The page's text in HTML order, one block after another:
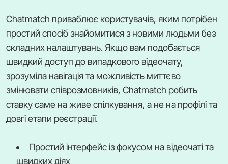
Chatmatch приваблює користувачів, яким потрібен
простий спосіб знайомитися з новими людьми без
складних налаштувань. Якщо вам подобається
швидкий доступ до випадкового відеочату,
зрозуміла навігація та можливість миттєво
змінювати співрозмовників, Chatmatch робить
ставку саме на живе спілкування, а не на профілі та
довгі етапи реєстрації.
Простий інтерфейс із фокусом на відеочаті та
швидких діях